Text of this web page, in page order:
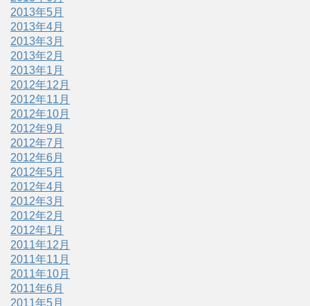
2013年5月
2013年4月
2013年3月
2013年2月
2013年1月
2012年12月
2012年11月
2012年10月
2012年9月
2012年7月
2012年6月
2012年5月
2012年4月
2012年3月
2012年2月
2012年1月
2011年12月
2011年11月
2011年10月
2011年6月
2011年5月